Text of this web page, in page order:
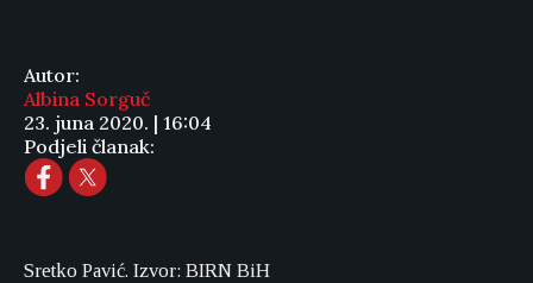
Autor:
Albina Sorguč
23. juna 2020. | 16:04
Podjeli članak:
Sretko Pavić. Izvor: BIRN BiH